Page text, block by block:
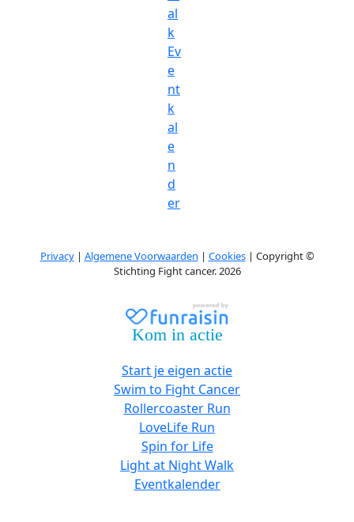
al
k
Ev
e
nt
k
al
e
n
d
er
Privacy| Algemene Voorwaarden | Cookies| Copyright ©
Stichting Fight cancer. 2026
Kom in actie
Start je eigen actie
Swim to Fight Cancer
Rollercoaster Run
LoveLife Run
Spin for Life
Light at Night Walk
Eventkalender